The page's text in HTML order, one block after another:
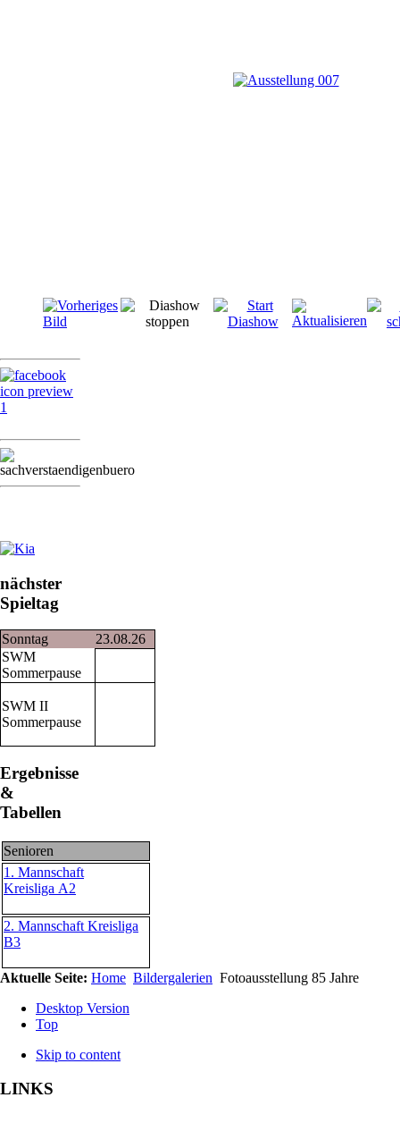
nächster
Spieltag
Sonntag
23.08.26
SWM
Sommerpause
SWM II
Sommerpause
Ergebnisse
&
Tabellen
Senioren
1. Mannschaft
Kreisliga A2
2. Mannschaft Kreisliga
B3
Aktuelle Seite: Home Bildergalerien Fotoausstellung 85 Jahre
Desktop Version
Top
Skip to content
LINKS